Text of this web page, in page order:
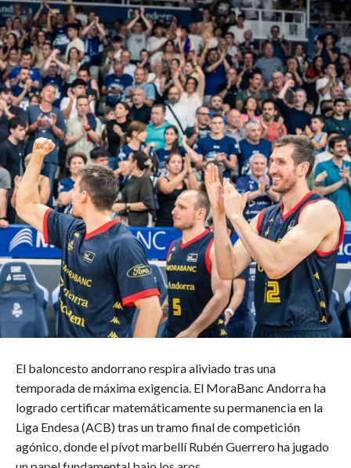
​El baloncesto andorrano respira aliviado tras una
temporada de máxima exigencia. El MoraBanc Andorra ha
logrado certificar matemáticamente su permanencia en la
Liga Endesa (ACB) tras un tramo final de competición
agónico, donde el pívot marbellí Rubén Guerrero ha jugado